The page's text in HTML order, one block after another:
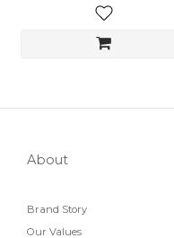
About
Brand Story
Our Values